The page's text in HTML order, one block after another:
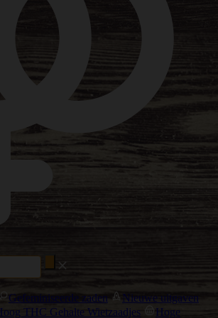
Gefeminiseerde zaden
Nieuwe uitgaven
Hoog THC Gehalte Wietzaadjes Hoge